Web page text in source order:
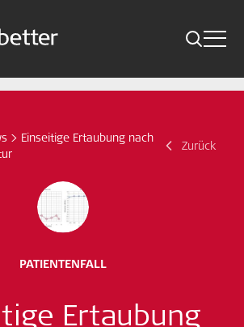
Toggle
Indikationen
Jetzt abonnieren
> Einseitige Ertaubung nach
Zurück
PATIENTENFALL
Ertaubung